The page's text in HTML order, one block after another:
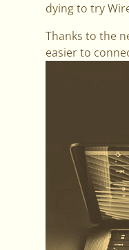
dying to try
Thanks to the
easier to